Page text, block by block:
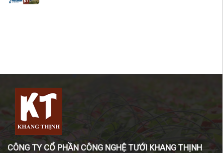
CÔNG TY CỔ PHẦN CÔNG NGHỆ TƯỚI KHANG THỊNH